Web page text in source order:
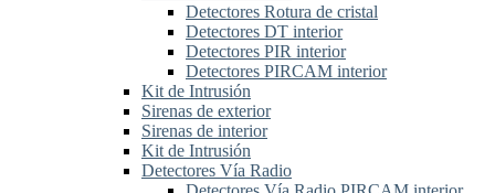
Detectores Rotura de cristal
Detectores DT interior
Detectores PIR interior
Detectores PIRCAM interior
Kit de Intrusión
Sirenas de exterior
Sirenas de interior
Kit de Intrusión
Detectores Vía Radio